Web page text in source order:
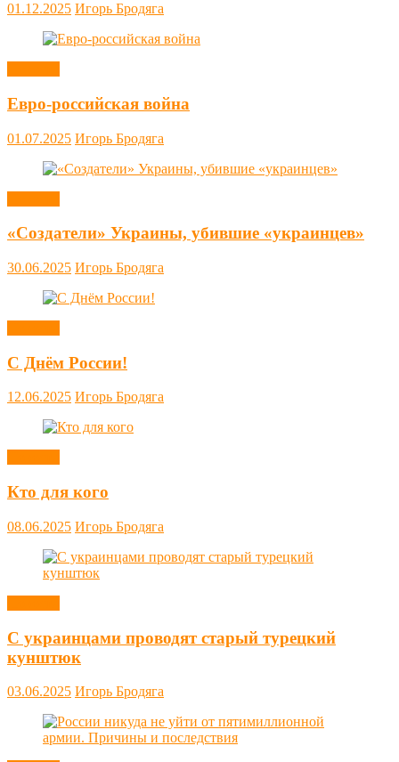
01.12.2025 Игорь Бродяга
Евро-российская война
01.07.2025 Игорь Бродяга
«Создатели» Украины, убившие «украинцев»
30.06.2025 Игорь Бродяга
С Днём России!
12.06.2025 Игорь Бродяга
Кто для кого
08.06.2025 Игорь Бродяга
С украинцами проводят старый турецкий
кунштюк
03.06.2025 Игорь Бродяга